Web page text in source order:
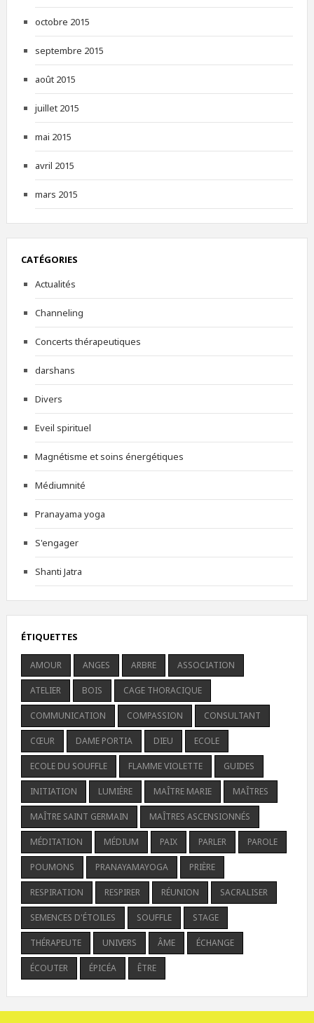
octobre 2015
septembre 2015
août 2015
juillet 2015
mai 2015
avril 2015
mars 2015
CATÉGORIES
Actualités
Channeling
Concerts thérapeutiques
darshans
Divers
Eveil spirituel
Magnétisme et soins énergétiques
Médiumnité
Pranayama yoga
S'engager
Shanti Jatra
ÉTIQUETTES
AMOUR ANGES ARBRE ASSOCIATION
ATELIER BOIS CAGE THORACIQUE
COMMUNICATION COMPASSION CONSULTANT
CŒUR DAME PORTIA DIEU ECOLE
ECOLE DU SOUFFLE FLAMME VIOLETTE GUIDES
INITIATION LUMIÈRE MAÎTRE MARIE MAÎTRES
MAÎTRE SAINT GERMAIN MAÎTRES ASCENSIONNÉS
MÉDITATION MÉDIUM PAIX PARLER PAROLE
POUMONS PRANAYAMAYOGA PRIÈRE
RESPIRATION RESPIRER RÉUNION SACRALISER
SEMENCES D'ÉTOILES SOUFFLE STAGE
THÉRAPEUTE UNIVERS ÂME ÉCHANGE
ÉCOUTER ÉPICÉA ÊTRE